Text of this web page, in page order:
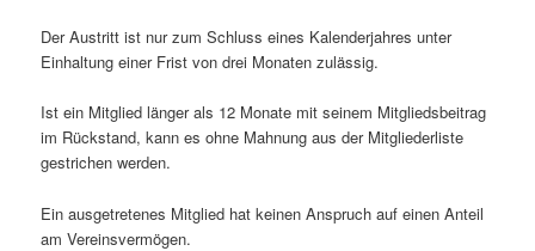
Der Austritt ist nur zum Schluss eines Kalenderjahres unter
Einhaltung einer Frist von drei Monaten zulässig.
Ist ein Mitglied länger als 12 Monate mit seinem Mitgliedsbeitrag
im Rückstand, kann es ohne Mahnung aus der Mitgliederliste
gestrichen werden.
Ein ausgetretenes Mitglied hat keinen Anspruch auf einen Anteil
am Vereinsvermögen.